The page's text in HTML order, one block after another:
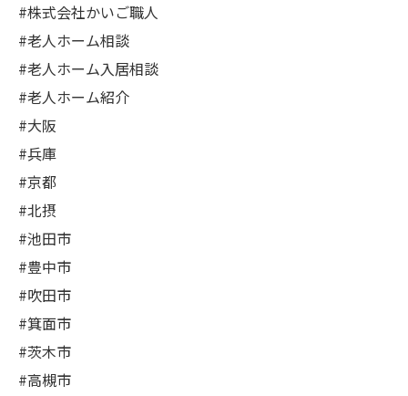
#株式会社かいご職人
#老人ホーム相談
#老人ホーム入居相談
#老人ホーム紹介
#大阪
#兵庫
#京都
#北摂
#池田市
#豊中市
#吹田市
#箕面市
#茨木市
#高槻市